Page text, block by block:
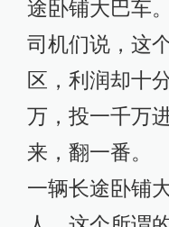
途卧铺大巴车
司机们说，这
区，利润却十
万，投一千万
来，翻一番。
一辆长途卧铺